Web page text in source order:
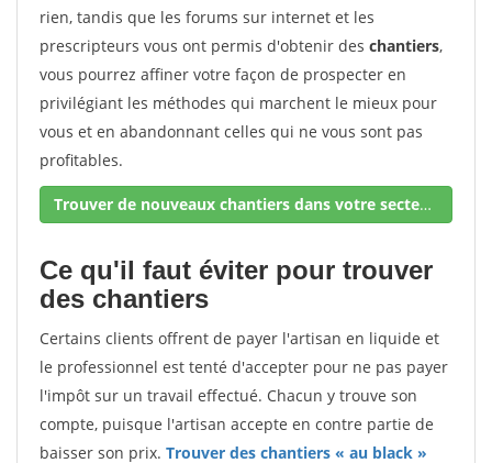
rien, tandis que les forums sur internet et les
prescripteurs vous ont permis d'obtenir des chantiers,
vous pourrez affiner votre façon de prospecter en
privilégiant les méthodes qui marchent le mieux pour
vous et en abandonnant celles qui ne vous sont pas
profitables.
Trouver de nouveaux chantiers dans votre secteur !
Ce qu'il faut éviter pour trouver
des chantiers
Certains clients offrent de payer l'artisan en liquide et
le professionnel est tenté d'accepter pour ne pas payer
l'impôt sur un travail effectué. Chacun y trouve son
compte, puisque l'artisan accepte en contre partie de
baisser son prix. Trouver des chantiers « au black »